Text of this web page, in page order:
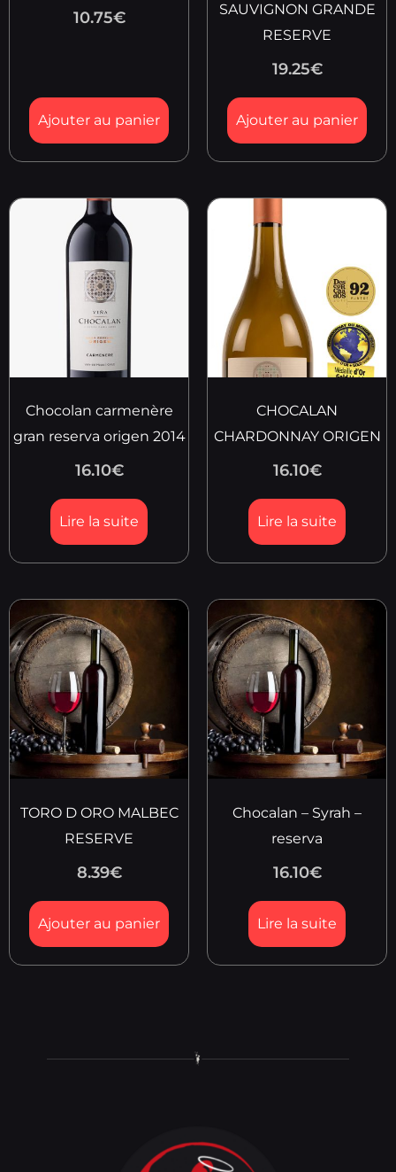
10.75€
Ajouter au panier
SAUVIGNON GRANDE
RESERVE
19.25€
Ajouter au panier
Chocolan carmenère
gran reserva origen 2014
16.10€
Lire la suite
CHOCALAN
CHARDONNAY ORIGEN
16.10€
Lire la suite
TORO D ORO MALBEC
RESERVE
8.39€
Ajouter au panier
Chocalan – Syrah –
reserva
16.10€
Lire la suite